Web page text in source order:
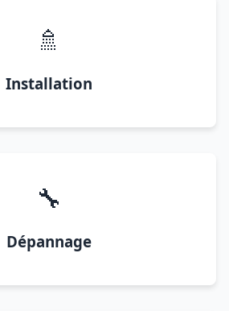
🚿
Installation
🔧
Dépannage